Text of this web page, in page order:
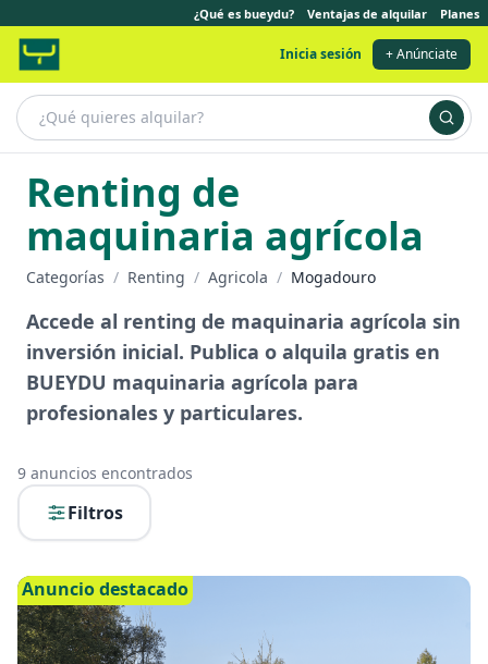
¿Qué es bueydu? Ventajas de alquilar Planes
Inicia sesión + Anúnciate
Renting de
maquinaria agrícola
Categorías / Renting / Agricola / Mogadouro
Accede al renting de maquinaria agrícola sin
inversión inicial. Publica o alquila gratis en
BUEYDU maquinaria agrícola para
profesionales y particulares.
9 anuncios encontrados
Filtros
Anuncio destacado